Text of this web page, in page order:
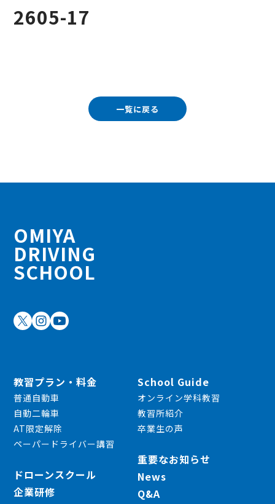
2605-17
一覧に戻る
OMIYA
DRIVING
SCHOOL
教習プラン・料金
普通自動車
自動二輪車
AT限定解除
ペーパードライバー講習
ドローンスクール
企業研修
School Guide
オンライン学科教習
教習所紹介
卒業生の声
重要なお知らせ
News
Q&A